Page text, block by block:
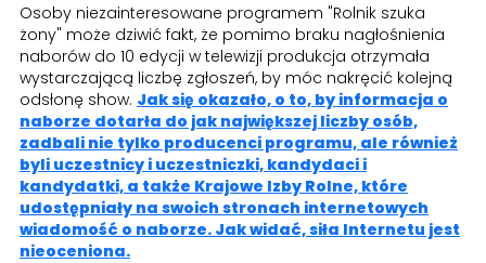
Osoby niezainteresowane programem "Rolnik szuka
żony" może dziwić fakt, że pomimo braku nagłośnienia
naborów do 10 edycji w telewizji produkcja otrzymała
wystarczającą liczbę zgłoszeń, by móc nakręcić kolejną
odsłonę show. Jak się okazało, o to, by informacja o
naborze dotarła do jak największej liczby osób,
zadbali nie tylko producenci programu, ale również
byli uczestnicy i uczestniczki, kandydaci i
kandydatki, a także Krajowe Izby Rolne, które
udostępniały na swoich stronach internetowych
wiadomość o naborze. Jak widać, siła Internetu jest
nieoceniona.